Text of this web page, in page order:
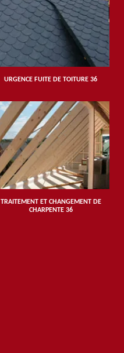
URGENCE FUITE DE TOITURE 36
TRAITEMENT ET CHANGEMENT DE
CHARPENTE 36